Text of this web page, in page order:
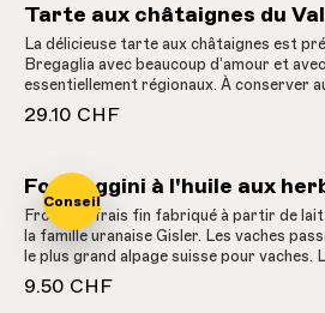
Tarte aux châtaignes du
La délicieuse tarte aux châtaignes est
Bregaglia avec beaucoup d’amour et
essentiellement régionaux. À conserver
29.10 CHF
Conseil
Formaggini à l'huile aux
Fromage frais fin fabriqué à partir de
la famille uranaise Gisler. Les vaches
le plus grand alpage suisse pour vaches.
sont conservés dans de l'huile de
d'un délicieux mélange d'herbes - un
9.50 CHF